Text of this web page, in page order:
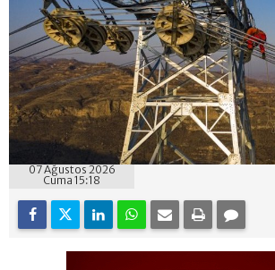
07 Ağustos 2026
Cuma 15:18